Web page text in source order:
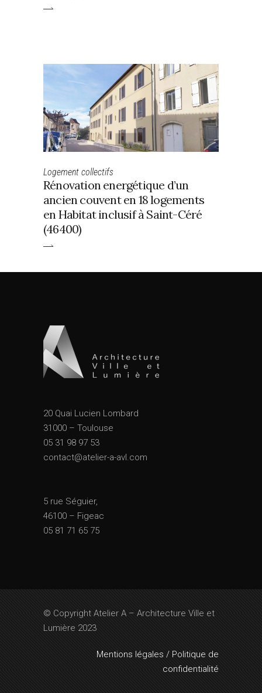
Logement collectifs
Rénovation energétique d’un
ancien couvent en 18 logements
en Habitat inclusif à Saint-Céré
(46400)
20 Quai Lucien Lombard
31000 – Toulouse
05 31 98 97 53
contact@atelier-a-avl.com
5 rue Séguier,
46100 – Figeac
05 81 71 65 75
© Copyright Atelier A – Architecture Ville et
Lumière 2023
Mentions légales / Politique de
confidentialité